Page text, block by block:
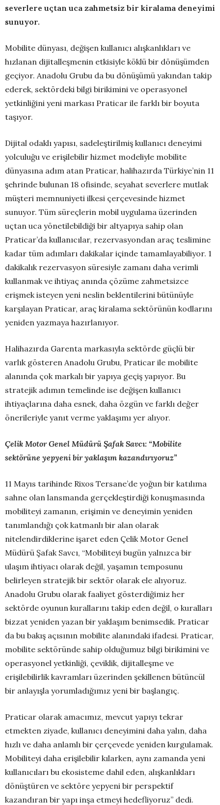
severlere uçtan uca zahmetsiz bir kiralama deneyimi
sunuyor.
Mobilite dünyası, değişen kullanıcı alışkanlıkları ve
hızlanan dijitalleşmenin etkisiyle köklü bir dönüşümden
geçiyor. Anadolu Grubu da bu dönüşümü yakından takip
ederek, sektördeki bilgi birikimini ve operasyonel
yetkinliğini yeni markası Praticar ile farklı bir boyuta
taşıyor.
Dijital odaklı yapısı, sadeleştirilmiş kullanıcı deneyimi
yolculuğu ve erişilebilir hizmet modeliyle mobilite
dünyasına adım atan Praticar, halihazırda Türkiye’nin 11
şehrinde bulunan 18 ofisinde, seyahat severlere mutlak
müşteri memnuniyeti ilkesi çerçevesinde hizmet
sunuyor. Tüm süreçlerin mobil uygulama üzerinden
uçtan uca yönetilebildiği bir altyapıya sahip olan
Praticar’da kullanıcılar, rezervasyondan araç teslimine
kadar tüm adımları dakikalar içinde tamamlayabiliyor. 1
dakikalık rezervasyon süresiyle zamanı daha verimli
kullanmak ve ihtiyaç anında çözüme zahmetsizce
erişmek isteyen yeni neslin beklentilerini bütünüyle
karşılayan Praticar, araç kiralama sektörünün kodlarını
yeniden yazmaya hazırlanıyor.
Halihazırda Garenta markasıyla sektörde güçlü bir
varlık gösteren Anadolu Grubu, Praticar ile mobilite
alanında çok markalı bir yapıya geçiş yapıyor. Bu
stratejik adımın temelinde ise değişen kullanıcı
ihtiyaçlarına daha esnek, daha özgün ve farklı değer
önerileriyle yanıt verme yaklaşımı yer alıyor.
Çelik Motor Genel Müdürü Şafak Savcı: “Mobilite
sektörüne yepyeni bir yaklaşım kazandırıyoruz”
11 Mayıs tarihinde Rixos Tersane’de yoğun bir katılıma
sahne olan lansmanda gerçekleştirdiği konuşmasında
mobiliteyi zamanın, erişimin ve deneyimin yeniden
tanımlandığı çok katmanlı bir alan olarak
nitelendirdiklerine işaret eden Çelik Motor Genel
Müdürü Şafak Savcı, “Mobiliteyi bugün yalnızca bir
ulaşım ihtiyacı olarak değil, yaşamın temposunu
belirleyen stratejik bir sektör olarak ele alıyoruz.
Anadolu Grubu olarak faaliyet gösterdiğimiz her
sektörde oyunun kurallarını takip eden değil, o kuralları
bizzat yeniden yazan bir yaklaşım benimsedik. Praticar
da bu bakış açısının mobilite alanındaki ifadesi. Praticar,
mobilite sektöründe sahip olduğumuz bilgi birikimini ve
operasyonel yetkinliği, çeviklik, dijitalleşme ve
erişilebilirlik kavramları üzerinden şekillenen bütüncül
bir anlayışla yorumladığımız yeni bir başlangıç.
Praticar olarak amacımız, mevcut yapıyı tekrar
etmekten ziyade, kullanıcı deneyimini daha yalın, daha
hızlı ve daha anlamlı bir çerçevede yeniden kurgulamak.
Mobiliteyi daha erişilebilir kılarken, aynı zamanda yeni
kullanıcıları bu ekosisteme dahil eden, alışkanlıkları
dönüştüren ve sektöre yepyeni bir perspektif
kazandıran bir yapı inşa etmeyi hedefliyoruz” dedi.